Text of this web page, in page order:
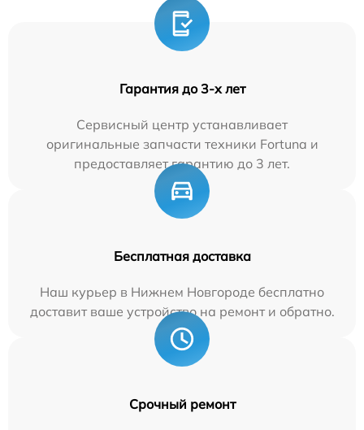
Гарантия до 3-х лет
Сервисный центр устанавливает
оригинальные запчасти техники Fortuna и
предоставляет гарантию до 3 лет.
Бесплатная доставка
Наш курьер в Нижнем Новгороде бесплатно
доставит ваше устройство на ремонт и обратно.
Срочный ремонт